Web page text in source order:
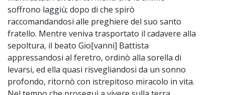
soffrono laggiù; dopo di che spirò
raccomandandosi alle preghiere del suo santo
fratello. Mentre veniva trasportato il cadavere alla
sepoltura, il beato Gio[vanni] Battista
appressandosi al feretro, ordinò alla sorella di
levarsi, ed ella quasi risvegliandosi da un sonno
profondo, ritornò con istrepitoso miracolo in vita.